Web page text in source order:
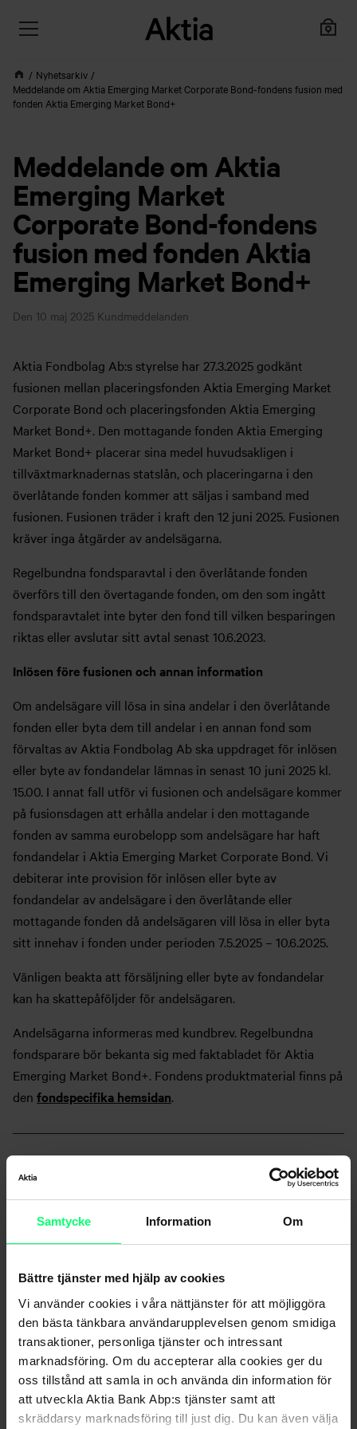
Samtycke Information Om
Bättre tjänster med hjälp av cookies
Vi använder cookies i våra nättjänster för att möjliggöra
den bästa tänkbara användarupplevelsen genom smidiga
transaktioner, personliga tjänster och intressant
marknadsföring. Om du accepterar alla cookies ger du
oss tillstånd att samla in och använda din information för
att utveckla Aktia Bank Abp:s tjänster samt att
skräddarsy marknadsföring till just dig. Du kan även välja
Nyhetsarkiv
Meddelande om Aktia Emerging Market Corporate Bond-fondens fusion med
fonden Aktia Emerging Market Bond+
Meddelande om Aktia
Emerging Market
Corporate Bond-fondens
fusion med fonden Aktia
Emerging Market Bond+
Den 10 maj 2025 Kundmeddelanden
Aktia Fondbolag Ab:s styrelse har 27.3.2025 godkänt
fusionen mellan placeringsfonden Aktia Emerging Market
Corporate Bond och placeringsfonden Aktia Emerging
Market Bond+. Den mottagande fonden Aktia Emerging
Market Bond+ placerar sina medel huvudsakligen i
tillväxtmarknadernas statslån, och placeringarna i den
överlåtande fonden kommer att säljas i samband med
fusionen. Fusionen träder i kraft den 12 juni 2025. Fusionen
kräver inga åtgärder av andelsägarna.
Regelbundna fondsparavtal i den överlåtande fonden
överförs till den övertagande fonden, om den som ingått
fondsparavtalet inte byter den fond till vilken besparingen
riktas eller avslutar sitt avtal senast 10.6.2023.
Inlösen före fusionen och annan information
Om andelsägare vill lösa in sina andelar i den överlåtande
fonden eller byta dem till andelar i en annan fond som
förvaltas av Aktia Fondbolag Ab ska uppdraget för inlösen
eller byte av fondandelar lämnas in senast 10 juni 2025 kl.
15.00. I annat fall utför vi fusionen och andelsägare kommer
på fusionsdagen att erhålla andelar i den mottagande
fonden av samma eurobelopp som andelsägare har haft
fondandelar i Aktia Emerging Market Corporate Bond. Vi
debiterar inte provision för inlösen eller byte av
fondandelar av andelsägare i den överlåtande eller
mottagande fonden då andelsägaren vill lösa in eller byta
sitt innehav i fonden under perioden 7.5.2025 – 10.6.2025.
Vänligen beakta att försäljning eller byte av fondandelar
kan ha skattepåföljder för andelsägaren.
Andelsägarna informeras med kundbrev. Regelbundna
fondsparare bör bekanta sig med faktabladet för Aktia
Emerging Market Bond+. Fondens produktmaterial finns på
den fondspecifika hemsidan.
Nyhetsarkiv
Dela